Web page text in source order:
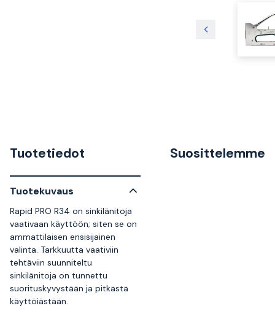
Tuotetiedot
Tuotekuvaus
Rapid PRO R34 on sinkilänitoja
vaativaan käyttöön; siten se on
ammattilaisen ensisijainen
valinta. Tarkkuutta vaativiin
tehtäviin suunniteltu
sinkilänitoja on tunnettu
suorituskyvystään ja pitkästä
käyttöiästään.
Suosittelemme